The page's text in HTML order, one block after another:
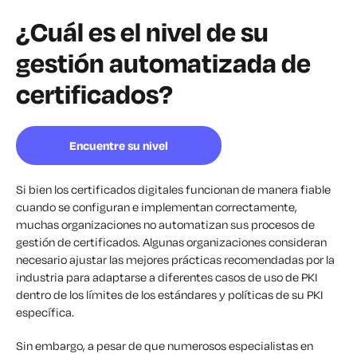
¿Cuál es el nivel de su
gestión automatizada de
certificados?
Encuentre su nivel
Si bien los certificados digitales funcionan de manera fiable
cuando se configuran e implementan correctamente,
muchas organizaciones no automatizan sus procesos de
gestión de certificados. Algunas organizaciones consideran
necesario ajustar las mejores prácticas recomendadas por la
industria para adaptarse a diferentes casos de uso de PKI
dentro de los límites de los estándares y políticas de su PKI
específica.
Sin embargo, a pesar de que numerosos especialistas en